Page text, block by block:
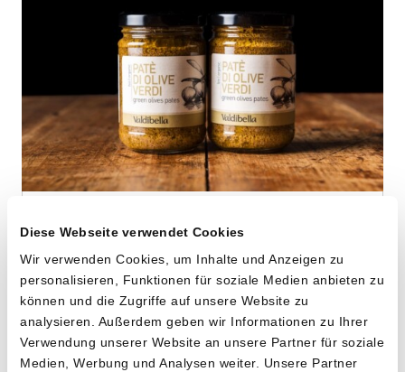
Diese Webseite verwendet Cookies
Wir verwenden Cookies, um Inhalte und Anzeigen zu
personalisieren, Funktionen für soziale Medien anbieten zu
können und die Zugriffe auf unsere Website zu
analysieren. Außerdem geben wir Informationen zu Ihrer
Verwendung unserer Website an unsere Partner für soziale
Medien, Werbung und Analysen weiter. Unsere Partner
Grüne Oliven-Tapenade
von Cooperativa Valdibella aus Camporeale,
2 x 140g
CHF10.20